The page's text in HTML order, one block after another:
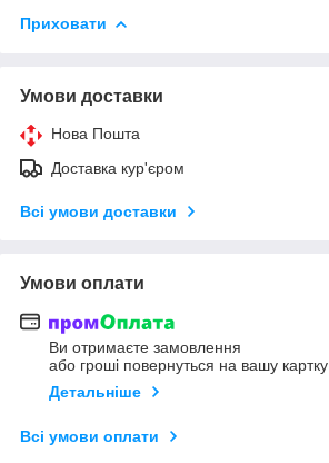
Приховати
Умови доставки
Нова Пошта
Доставка кур'єром
Всі умови доставки
Умови оплати
Ви отримаєте замовлення
або гроші повернуться на вашу картку
Детальніше
Всі умови оплати